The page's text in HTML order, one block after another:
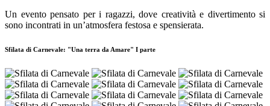
Un evento pensato per i ragazzi, dove creatività e divertimento si
sono incontrati in un’atmosfera festosa e spensierata.
Sfilata di Carnevale: "Una terra da Amare" I parte